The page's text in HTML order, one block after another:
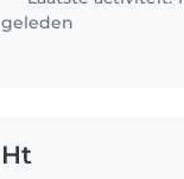
geleden
Ht